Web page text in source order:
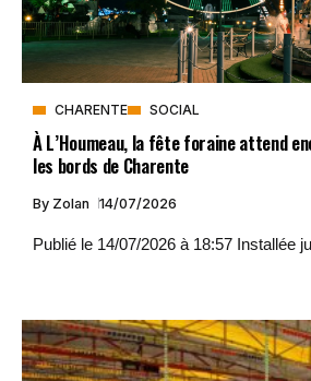
CHARENTE SOCIAL
À L’Houmeau, la fête foraine attend
les bords de Charente
By Zolan 14/07/2026
Publié le 14/07/2026 à 18:57 Installée